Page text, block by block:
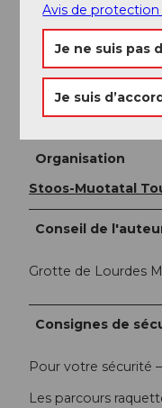
Muotathal
Auteur(e)
Stoos-Muotatal
Luzern-
Organisation
Stoos-Muotatal
Conseil de
Grotte de Lourdes
Consignes de
Pour votre sécurité
Les parcours
Avis de
Je ne suis pas
Je suis